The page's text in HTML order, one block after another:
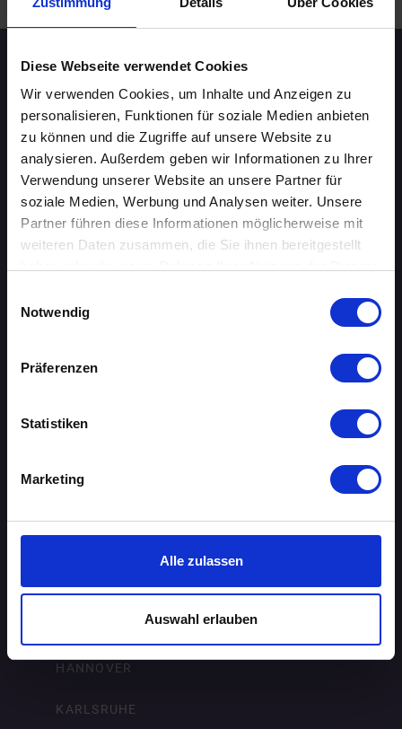
Diese Webseite verwendet Cookies
Wir verwenden Cookies, um Inhalte und Anzeigen zu
personalisieren, Funktionen für soziale Medien anbieten
zu können und die Zugriffe auf unsere Website zu
analysieren. Außerdem geben wir Informationen zu Ihrer
Verwendung unserer Website an unsere Partner für
soziale Medien, Werbung und Analysen weiter. Unsere
Partner führen diese Informationen möglicherweise mit
weiteren Daten zusammen, die Sie ihnen bereitgestellt
Notwendig
Präferenzen
Statistiken
Marketing
Alle zulassen
Auswahl erlauben
Speed-Dating Events
ÜBERSICHT
AACHEN
AUGSBURG
BERLIN
BREMEN
DORTMUND
FREIBURG IM BREISGAU
HANNOVER
KARLSRUHE